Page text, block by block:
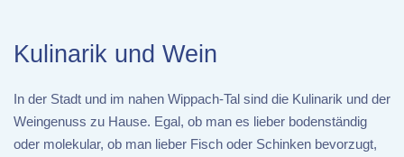
Kulinarik und Wein
In der Stadt und im nahen Wippach-Tal sind die Kulinarik und der
Weingenuss zu Hause. Egal, ob man es lieber bodenständig
oder molekular, ob man lieber Fisch oder Schinken bevorzugt,